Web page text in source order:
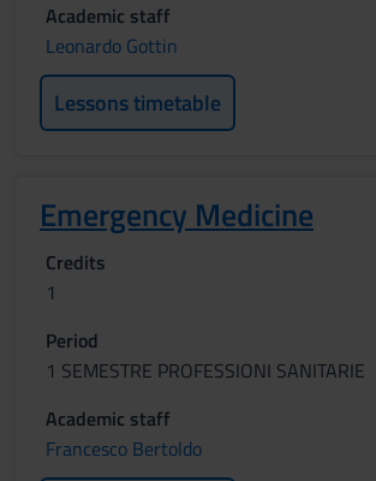
Academic staff
Leonardo Gottin
Lessons timetable
Emergency Medicine
Credits
1
Period
1 SEMESTRE PROFESSIONI SANITARIE
Academic staff
Francesco Bertoldo